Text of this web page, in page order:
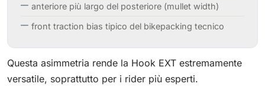
anteriore più largo del posteriore (mullet width)
front traction bias tipico del bikepacking tecnico
Questa asimmetria rende la Hook EXT estremamente
versatile, soprattutto per i rider più esperti.